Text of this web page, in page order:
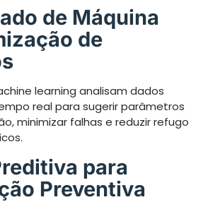
de Máquina
de
learning analisam dados
real para sugerir parâmetros
minimizar falhas e reduzir refugo
para
Preventiva